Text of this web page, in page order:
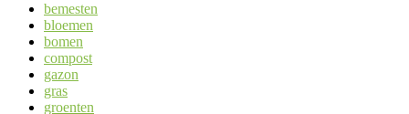
bemesten
bloemen
bomen
compost
gazon
gras
groenten